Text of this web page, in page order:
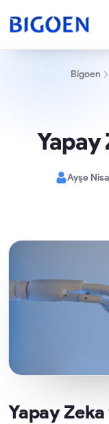
Bigoen
Yapay
Ayşe
Yapay Zeka